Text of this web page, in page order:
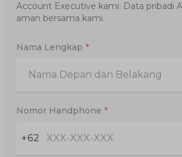
Account Executive kami. Data pribadi
aman bersama kami.
Nama Lengkap *
Nomor Handphone *
+62